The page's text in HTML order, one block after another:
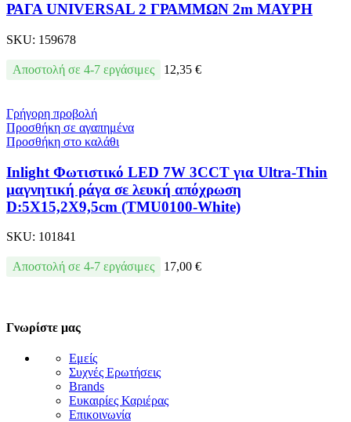
ΡΑΓΑ UNIVERSAL 2 ΓΡΑΜΜΩΝ 2m ΜΑΥΡΗ
SKU: 159678
Αποστολή σε 4-7 εργάσιμες 12,35 €
Γρήγορη προβολή
Προσθήκη σε αγαπημένα
Προσθήκη στο καλάθι
Inlight Φωτιστικό LED 7W 3CCT για Ultra-Thin
μαγνητική ράγα σε λευκή απόχρωση
D:5X15,2X9,5cm (TMU0100-White)
SKU: 101841
Αποστολή σε 4-7 εργάσιμες 17,00 €
Γνωρίστε μας
Εμείς
Συχνές Ερωτήσεις
Brands
Ευκαιρίες Καριέρας
Επικοινωνία